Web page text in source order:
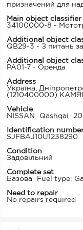
призначений для
Main object classifier
34100000-8 -
Additional object
QB29-3 - З питань
Additional object
PA01-7 - Оренда
Address
Україна,
(1210400000)
Vehicle
NISSAN
Qashqai
Identification
SJFBAJ10U1238290
Condition
Задовільний
Complete set
Базова
Fuel type:
Need to repair
No repairs required